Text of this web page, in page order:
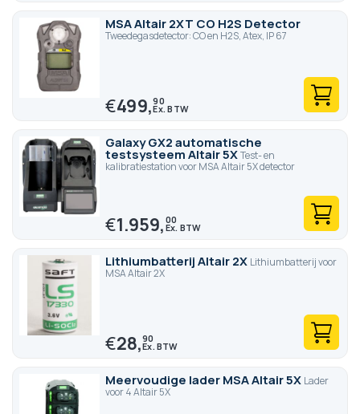
MSA Altair 2XT CO H2S Detector
Tweedegasdetector: CO en H2S, Atex, IP 67
€499,90
Galaxy GX2 automatische
testsysteem Altair 5XTest- en
kalibratiestation voor MSA Altair 5X detector
€1.959,00
Lithiumbatterij Altair 2X Lithiumbatterij voor
MSA Altair 2X
€28,90
Meervoudige lader MSA Altair 5X Lader
voor 4 Altair 5X